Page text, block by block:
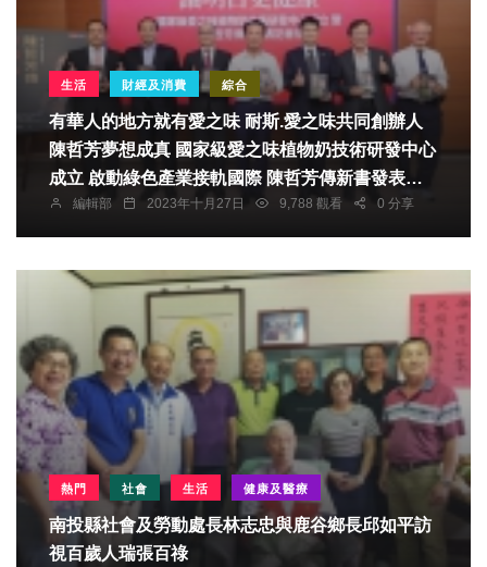
生活 財經及消費 綜合
有華人的地方就有愛之味 耐斯.愛之味共同創辦人
陳哲芳夢想成真 國家級愛之味植物奶技術研發中心
成立 啟動綠色產業接軌國際 陳哲芳傳新書發表會
來賓冠蓋雲集
編輯部 2023年十月27日 9,788 觀看 0 分享
熱門 社會 生活 健康及醫療
南投縣社會及勞動處長林志忠與鹿谷鄉長邱如平訪
視百歲人瑞張百祿